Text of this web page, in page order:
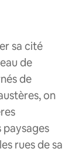
sa cité
de
de
on
paysages
rues de sa